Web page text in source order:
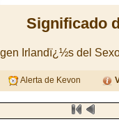
Significado
Irlandï¿½s del
Alerta de Kevon